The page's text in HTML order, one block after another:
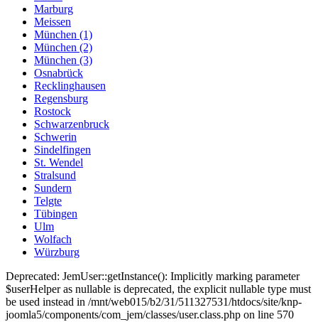
Marburg
Meissen
München (1)
München (2)
München (3)
Osnabrück
Recklinghausen
Regensburg
Rostock
Schwarzenbruck
Schwerin
Sindelfingen
St. Wendel
Stralsund
Sundern
Telgte
Tübingen
Ulm
Wolfach
Würzburg
Deprecated: JemUser::getInstance(): Implicitly marking parameter
$userHelper as nullable is deprecated, the explicit nullable type must
be used instead in /mnt/web015/b2/31/511327531/htdocs/site/knp-
joomla5/components/com_jem/classes/user.class.php on line 570